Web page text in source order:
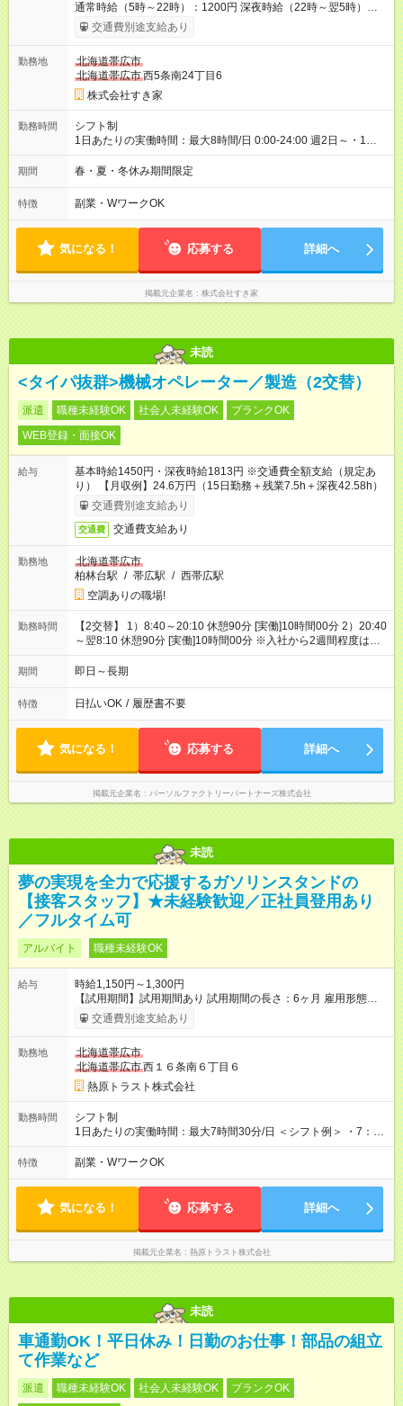
通常時給（5時～22時）：1200円 深夜時給（22時～翌5時）：
1600円 高校生時給：1100円 【特別手当】早朝手当（5：00-9：
00）時給+150円 【試用期間】試用期間あり 試用期間の長さ：1
30日（※条件変更なし）ですが、切り上げで一ヶ月とさせてい
ただきます。 研修制度あり：15時間(研修中も同時給）
交通費別途支給あり
勤務地
北海道帯広市
北海道帯広市西5条南24丁目6
株式会社すき家
勤務時間
シフト制
1日あたりの実働時間：最大8時間/日 0:00-24:00 週2日～・1日
2h～OK ＜シフト例＞ 〇朝帯 5:00-9:00 〇昼帯 9:00-14:00 〇午
後帯 14:00-18:00 〇夜帯 18:00-22:00 〇深夜帯 22:00-翌5:00 基
ます♪
期間 春・夏・冬休み期間限定
特徴 副業・WワークOK
気になる！ 応募する 詳細へ
掲載元企業名 株式会社すき家
未読
<タイパ抜群>機械オペレーター／製造（2交替）
派遣 職種未経験OK 社会人未経験OK
ブランクOK
WEB登録・面接OK
給与
基本時給1450円・深夜時給1813円 ※交通費全額支給（規定あ
り） 【月収例】24.6万円（15日勤務＋残業7.5h＋深夜42.58h）
交通費別途支給あり
交通費 交通費支給あり
勤務地
北海道帯広市
柏林台駅 / 帯広駅 / 西帯広駅
空調ありの職場!
勤務時間
【2交替】 1）8:40～20:10 休憩90分 [実働]10時間00分 2）20:40
～翌8:10 休憩90分 [実働]10時間00分 ※入社から2週間程度は日
勤(8:40-17:20)での勤務
期間 即日～長期
特徴 日払いOK / 履歴書不要
気になる！ 応募する 詳細へ
掲載元企業名 パーソルファクトリーパートナーズ株式会社
未読
夢の実現を全力で応援するガソリンスタンドの
【接客スタッフ】★未経験歓迎／正社員登用あり
／フルタイム可
アルバイト 職種未経験OK
給与
時給1,150円～1,300円
【試用期間】試用期間あり 試用期間の長さ：6ヶ月 雇用形態、
給与は本採用時と同じです。
交通費別途支給あり
勤務地
北海道帯広市
北海道帯広市西１６条南６丁目６
熱原トラスト株式会社
勤務時間
シフト制
1日あたりの実働時間：最大7時間30分/日 ＜シフト例＞ ・7：30
～16：00 ・9：00～17：30 ・10：00～18：30
特徴 副業・WワークOK
気になる！ 応募する 詳細へ
掲載元企業名 熱原トラスト株式会社
未読
車通勤OK！平日休み！日勤のお仕事！部品の組立
て作業など
派遣 職種未経験OK 社会人未経験OK
ブランクOK